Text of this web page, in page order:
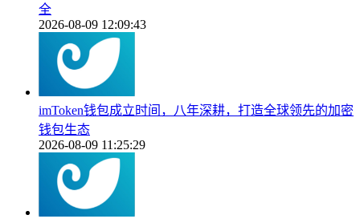
全
2026-08-09 12:09:43
imToken钱包成立时间，八年深耕，打造全球领先的加密
钱包生态
2026-08-09 11:25:29